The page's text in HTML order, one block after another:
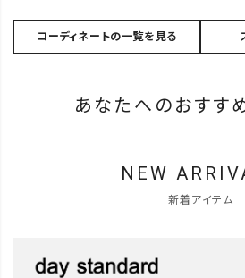
コーディネートの一覧を見る
あなたへのおすす
NEW
新着アイテム